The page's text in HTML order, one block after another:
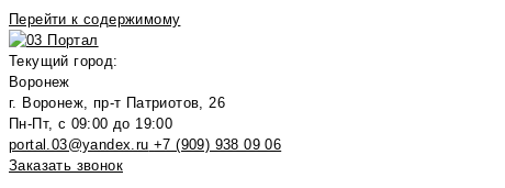
Перейти к содержимому
Текущий город:
Воронеж
г. Воронеж, пр-т Патриотов, 26
Пн-Пт, с 09:00 до 19:00
portal.03@yandex.ru +7 (909) 938 09 06
Заказать звонок